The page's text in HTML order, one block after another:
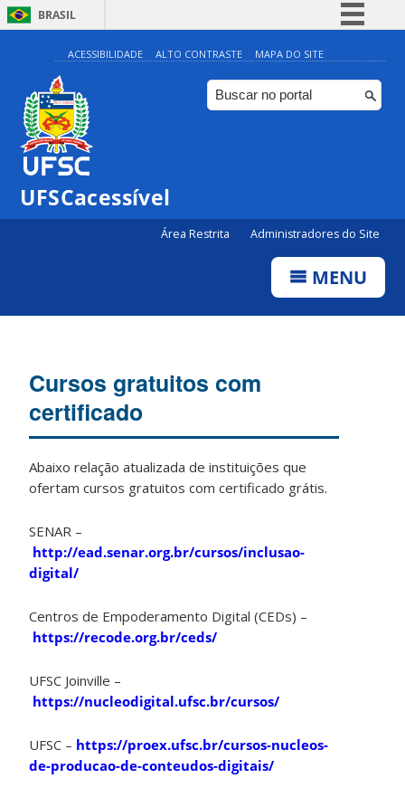
BRASIL
Simplifique!
Comunica BR
Participe
ACESSIBILIDADE ALTO CONTRASTE MAPA DO SITE
UFSCacessível
Área Restrita Administradores do Site
MENU
Cursos gratuitos com
certificado
Abaixo relação atualizada de instituições que
ofertam cursos gratuitos com certificado grátis.
SENAR –
http://ead.senar.org.br/cursos/inclusao-
digital/
Centros de Empoderamento Digital (CEDs) –
https://recode.org.br/ceds/
UFSC Joinville –
https://nucleodigital.ufsc.br/cursos/
UFSC – https://proex.ufsc.br/cursos-nucleos-
de-producao-de-conteudos-digitais/